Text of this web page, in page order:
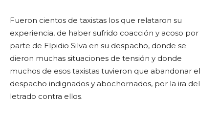
Fueron cientos de taxistas los que relataron su
experiencia, de haber sufrido coacción y acoso por
parte de Elpidio Silva en su despacho, donde se
dieron muchas situaciones de tensión y donde
muchos de esos taxistas tuvieron que abandonar el
despacho indignados y abochornados, por la ira del
letrado contra ellos.